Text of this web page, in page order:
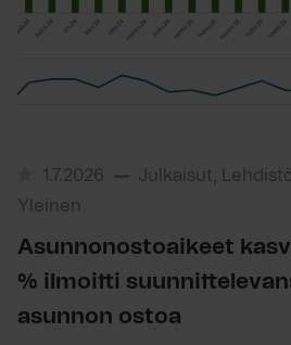
1.7.2026
Julkaisut,
Yleinen
Asunnonostoaikeet
% ilmoitti
asunnon ostoa